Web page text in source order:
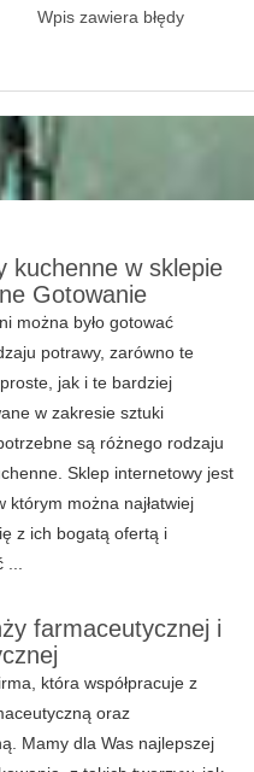
Wpis zawiera błędy
kuchenne w sklepie
Gotowanie
można było gotować
potrawy, zarówno te
jak i te bardziej
w zakresie sztuki
są różnego rodzaju
Sklep internetowy jest
którym można najłatwiej
z ich bogatą ofertą i
farmaceutycznej i
która współpracuje z
oraz
Mamy dla Was najlepszej